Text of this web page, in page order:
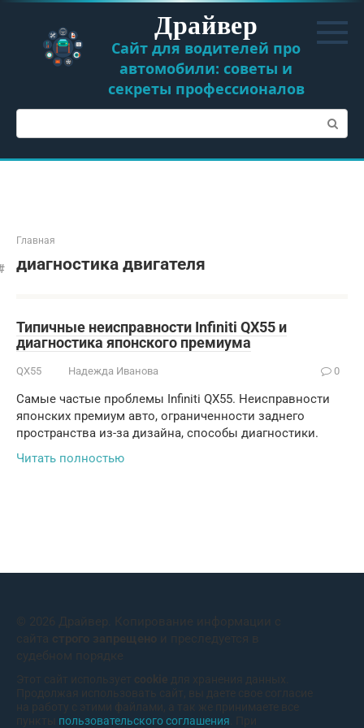
Перейти
контенту
Драйвер
Сайт для водителей про
автомобили: советы и
секреты профессионалов
Поиск:
Главная
диагностика двигателя
Типичные неисправности Infiniti QX55 и
диагностика японского премиума
QX55 Надежда Иванова 0
Самые частые проблемы Infiniti QX55. Неисправности
японских премиум авто, ограниченности заднего
пространства из-за дизайна, способы диагностики.
Читать полностью
© 2026 Драйвер. Копирование информации с
сайта строго запрещено и преследуется в
судебном порядке
Этот сайт использует cookie для хранения данных.
Продолжая использовать сайт, вы даете свое согласие
на работу с этими файлами, а так же принимаете все
пункты пользовательского соглашения . При